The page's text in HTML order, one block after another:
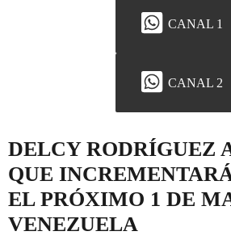
CANAL 1
CANAL 2
DELCY RODRÍGUEZ
QUE
EL PRÓXIMO 1 DE
VENEZUELA